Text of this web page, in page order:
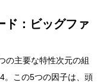
ド：ビッグファ
の主要な特性次元の組
。この5つの因子は、頭